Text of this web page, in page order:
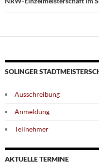
SOLINGER
Ausschreibung
Anmeldung
Teilnehmer
AKTUELLE TERMINE